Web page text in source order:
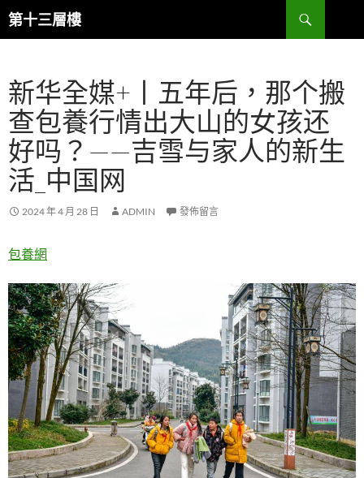
跳
至
內
容
第十三層樓
搜
尋
新华全媒+丨五年后，那个搬
查包養行情出大山的女孩还
好吗？——吉雪与家人的新生
活_中国网
2024 年 4 月 28 日 ADMIN 發佈留言
包養網